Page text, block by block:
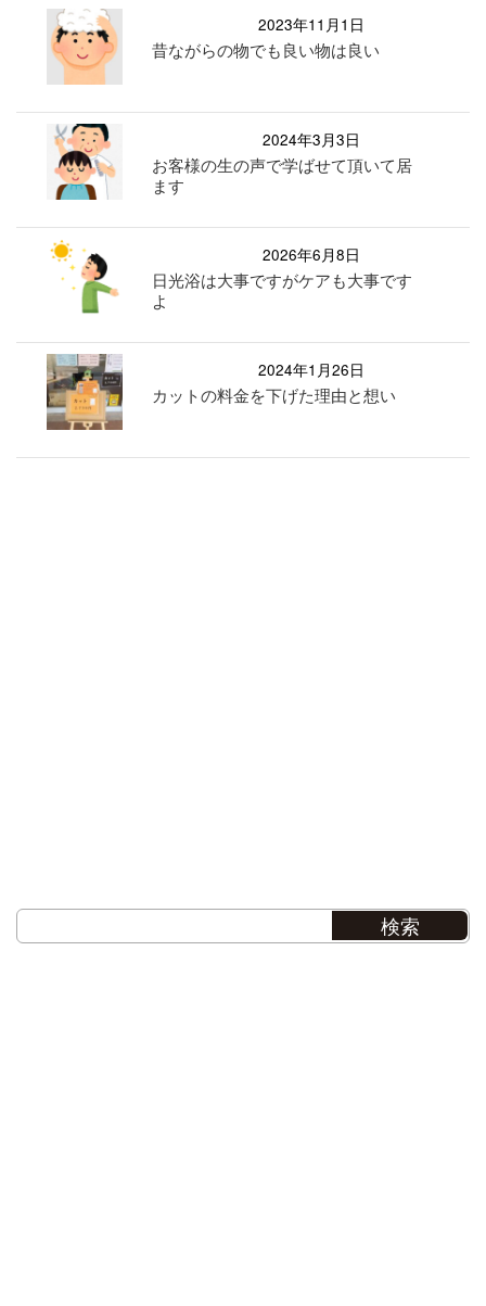
2023年11月1日
昔ながらの物でも良い物は良い
2024年3月3日
お客様の生の声で学ばせて頂いて居
ます
2026年6月8日
日光浴は大事ですがケアも大事です
よ
2024年1月26日
カットの料金を下げた理由と想い